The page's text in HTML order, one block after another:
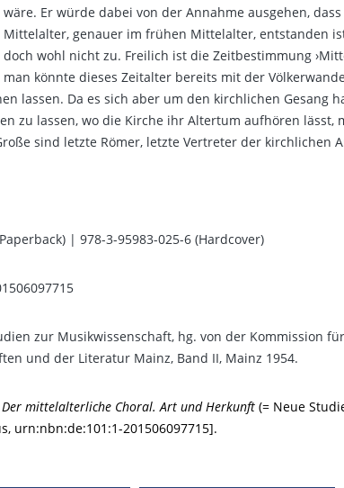
wäre. Er würde dabei von der Annahme ausgehen,
Mittelalter, genauer im frühen Mittelalter, entstanden
doch wohl nicht zu. Freilich ist die Zeitbestimmung
man könnte dieses Zeitalter bereits mit der
lassen. Da es sich aber um den kirchlichen Gesang
zu lassen, wo die Kirche ihr Altertum aufhören lässt,
sind letzte Römer, letzte Vertreter der kirchlichen
| 978-3-95983-025-6 (Hardcover)
zur Musikwissenschaft, hg. von der Kommission
und der Literatur Mainz, Band II, Mainz 1954.
Der mittelalterliche Choral. Art und Herkunft (= Neue
urn:nbn:de:101:1-201506097715].